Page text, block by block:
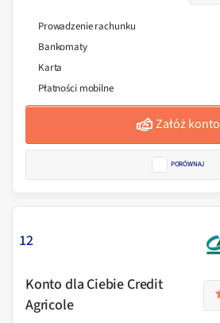
Prowadzenie rachunku
Bankomaty
Karta
Płatności mobilne
Załóż konto
PORÓWNAJ
12
Konto dla Ciebie Credit
Agricole